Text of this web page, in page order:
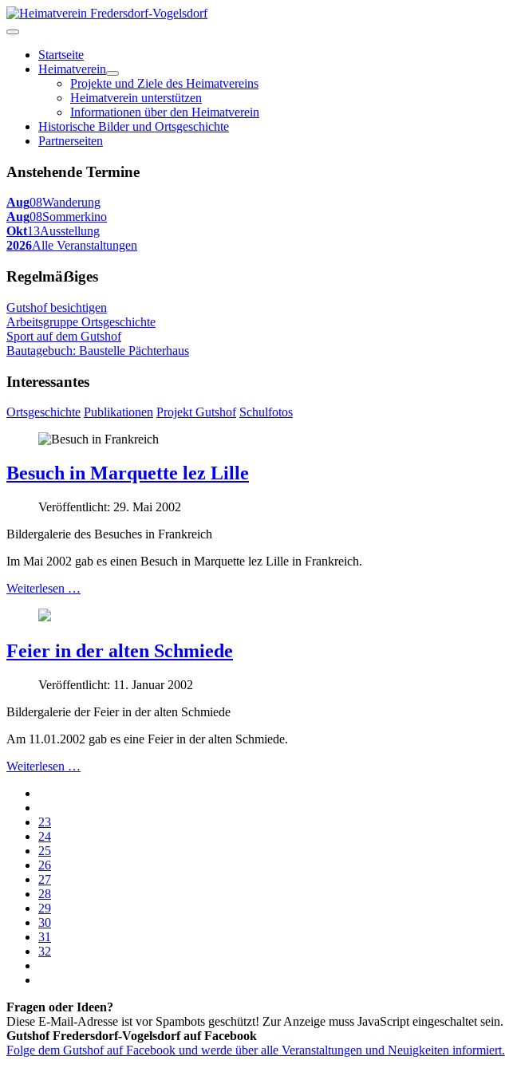
Startseite
Heimatverein
Projekte und Ziele des Heimatvereins
Heimatverein unterstützen
Informationen über den Heimatverein
Historische Bilder und Ortsgeschichte
Partnerseiten
Anstehende Termine
Aug08Wanderung
Aug08Sommerkino
Okt13Ausstellung
2026Alle Veranstaltungen
Regelmäẞiges
Gutshof besichtigen
Arbeitsgruppe Ortsgeschichte
Sport auf dem Gutshof
Bautagebuch: Baustelle Pächterhaus
Interessantes
Ortsgeschichte Publikationen Projekt Gutshof Schulfotos
Besuch in Marquette lez Lille
Veröffentlicht: 29. Mai 2002
Bildergalerie des Besuches in Frankreich
Im Mai 2002 gab es einen Besuch in Marquette lez Lille in Frankreich.
Weiterlesen …
Feier in der alten Schmiede
Veröffentlicht: 11. Januar 2002
Bildergalerie der Feier in der alten Schmiede
Am 11.01.2002 gab es eine Feier in der alten Schmiede.
Weiterlesen …
23
24
25
26
27
28
29
30
31
32
Fragen oder Ideen?
Diese E-Mail-Adresse ist vor Spambots geschützt! Zur Anzeige muss JavaScript eingeschaltet sein.
Gutshof Fredersdorf-Vogelsdorf auf Facebook
Folge dem Gutshof auf Facebook und werde über alle Veranstaltungen und Neuigkeiten informiert.